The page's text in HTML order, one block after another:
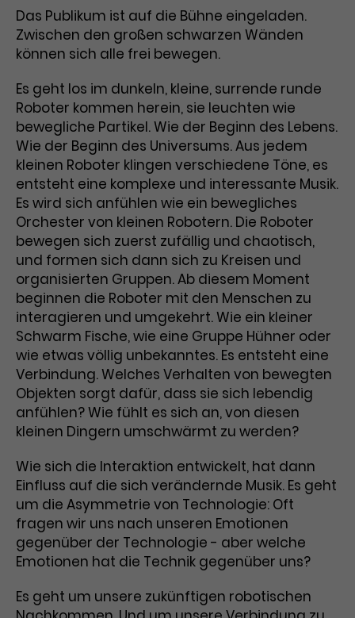
und es wird Zugang zu
geschützten Bereichen gewährt.
Name cookie_optin
Anbieter TYPO3
Laufzeit 1 Monat
Zweck
Enthält die gewählten Tracking-
Optin-Einstellungen.
Laufzeit 2 Jahre
Zweck
Dieses Cookie wird von Google
Analytics installiert. Das Cookie
wird verwendet, um
Besucher*innen-, Sitzungs- und
Kampagnendaten zu berechnen
und die Nutzung der Website für
den Analysebericht der Website zu
verfolgen. Die Cookies speichern
Informationen anonym und weisen
eine zufallsgenerierte Nummer zu,
um Besuche zu erkennen.
Name _gid
Anbieter Google Analytics
Laufzeit 1 Tag
Zweck
Dieses Cookie wird von Google
Analytics installiert. Das Cookie
darüber zu speichern, wie
Besucher*innen eine Website
nutzen, und hilft bei der Erstellung
eines Analyseberichts über die
Performance der Website. Die
erhobenen Daten umfassen in
anonymisierter Form die Anzahl
der Besuche, die Quelle, aus der sie
stammen, und die besuchten
Marketing
Diese Gruppe beinhaltet alle Scripte, die es uns
ermöglichen die Leistung unserer
Werbekampagnen zu analysieren und
uns dabei Werbeanzeigen und Inhalte besser auf
die Interessen unserer Nutzer abzustimmen.
Name
_gcl_au
Anbieter Google Ads
Laufzeit 3 Monate
Zweck
Wird von Google verwendet, um
die Effizienz von Werbeanzeigen zu
messen und Conversions zu
speichern. Dieses Cookie hilft dabei
nachzuvollziehen, ob Nutzer über
Google-Anzeigen auf unsere
Website gelangt sind.
Name _gcl_aw
Laufzeit 3 Monate
Zweck
Dieses Cookie speichert
Informationen zu Werbeklicks und
dient der Zuordnung von
Conversions zu Google Ads-
Kampagnen.
Cookie-Informationen
Das Publikum ist auf die Bühne eingeladen.
Zwischen den großen schwarzen Wänden
können sich alle frei bewegen.
Es geht los im dunkeln, kleine, surrende runde
Roboter kommen herein, sie leuchten wie
bewegliche Partikel. Wie der Beginn des Lebens.
Wie der Beginn des Universums. Aus jedem
kleinen Roboter klingen verschiedene Töne, es
entsteht eine komplexe und interessante Musik.
Es wird sich anfühlen wie ein bewegliches
Orchester von kleinen Robotern. Die Roboter
bewegen sich zuerst zufällig und chaotisch,
und formen sich dann sich zu Kreisen und
organisierten Gruppen. Ab diesem Moment
beginnen die Roboter mit den Menschen zu
interagieren und umgekehrt. Wie ein kleiner
Schwarm Fische, wie eine Gruppe Hühner oder
wie etwas völlig unbekanntes. Es entsteht eine
Verbindung. Welches Verhalten von bewegten
Objekten sorgt dafür, dass sie sich lebendig
anfühlen? Wie fühlt es sich an, von diesen
kleinen Dingern umschwärmt zu werden?
Wie sich die Interaktion entwickelt, hat dann
Einfluss auf die sich verändernde Musik. Es geht
um die Asymmetrie von Technologie: Oft
fragen wir uns nach unseren Emotionen
gegenüber der Technologie - aber welche
Emotionen hat die Technik gegenüber uns?
Es geht um unsere zukünftigen robotischen